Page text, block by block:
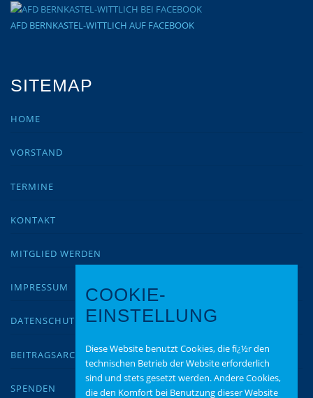
AFD BERNKASTEL-WITTLICH AUF FACEBOOK
SITEMAP
HOME
VORSTAND
TERMINE
KONTAKT
MITGLIED WERDEN
IMPRESSUM
DATENSCHUTZ
BEITRAGSARCHIV
SPENDEN
COOKIE-
EINSTELLUNG
Diese Website benutzt Cookies, die fï¿½r den
technischen Betrieb der Website erforderlich
sind und stets gesetzt werden. Andere Cookies,
die den Komfort bei Benutzung dieser Website